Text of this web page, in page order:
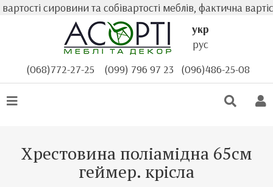
сировини та собівартості меблів, фактична
укр
рус
(068)772-27-25
(099) 796 97 23 (096)486-25-08
Хрестовина поліамідна 65см
геймер. крісла